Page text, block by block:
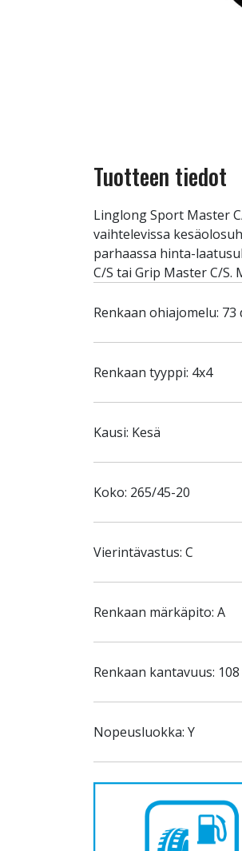
Tuotteen tiedot
Linglong Sport Master
vaihtelevissa
parhaassa hinta-
C/S tai Grip Master C/
Renkaan ohiajomelu: 73
Renkaan tyyppi: 4x4
Kausi: Kesä
Koko: 265/45-20
Vierintävastus: C
Renkaan märkäpito: A
Renkaan kantavuus: 108
Nopeusluokka: Y